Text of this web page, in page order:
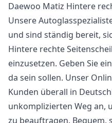
Daewoo Matiz Hintere
Unsere
und sind ständig bereit,
Hintere rechte
einzusetzen. Geben Sie
da sein sollen. Unser
Kunden überall in
unkomplizierten Weg an,
zu beauftragen. Bequem,